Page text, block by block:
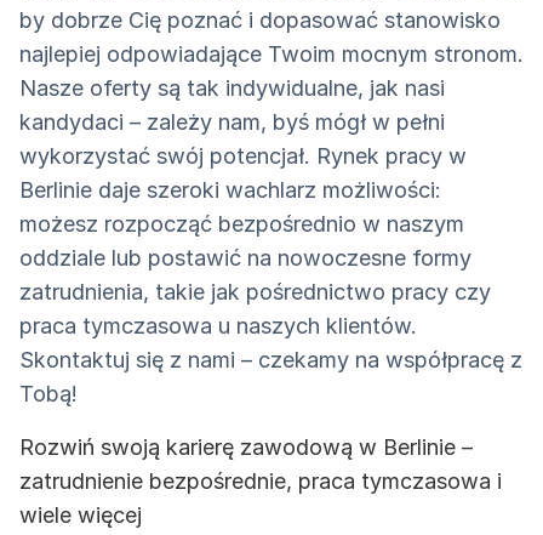
by dobrze Cię poznać i dopasować stanowisko
najlepiej odpowiadające Twoim mocnym stronom.
Nasze oferty są tak indywidualne, jak nasi
kandydaci – zależy nam, byś mógł w pełni
wykorzystać swój potencjał. Rynek pracy w
Berlinie daje szeroki wachlarz możliwości:
możesz rozpocząć bezpośrednio w naszym
oddziale lub postawić na nowoczesne formy
zatrudnienia, takie jak pośrednictwo pracy czy
praca tymczasowa u naszych klientów.
Skontaktuj się z nami – czekamy na współpracę z
Tobą!
Rozwiń swoją karierę zawodową w Berlinie –
zatrudnienie bezpośrednie, praca tymczasowa i
wiele więcej